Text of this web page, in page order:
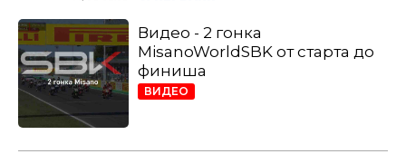
Видео - 2 гонка
MisanoWorldSBK от старта до
финиша
ВИДЕО